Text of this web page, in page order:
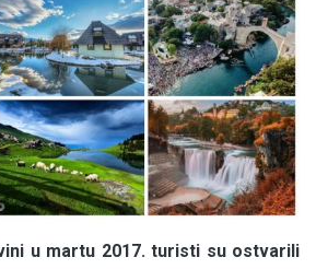
u martu 2017. turisti su ostvarili